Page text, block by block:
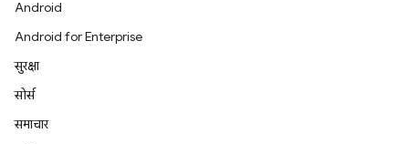
Android
Android for Enterprise
सुरक्षा
सोर्स
समाचार